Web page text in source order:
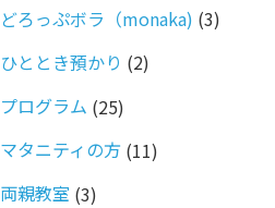
どろっぷボラ（monaka) (3)
ひととき預かり (2)
プログラム (25)
マタニティの方 (11)
両親教室 (3)